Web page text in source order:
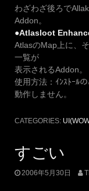
わざわざ後ろで
Addon。
●Atlasloot
AtlasのMap上に、
一覧が
表示されるAddon。
使用方法：ｲﾝｽﾄｰﾙの
動作しません。
CATEGORIES:
すごい
2006年5月30日